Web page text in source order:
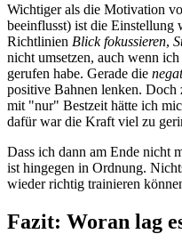
Wichtiger als die Motivation
beeinflusst) ist die Einstellung
Richtlinien Blick fokussieren,
nicht umsetzen, auch wenn
gerufen habe. Gerade die
positive Bahnen lenken.
mit "nur" Bestzeit hätte ich
dafür war die Kraft viel zu
Dass ich dann am Ende nicht
ist hingegen in Ordnung.
wieder richtig trainieren
Fazit: Woran lag